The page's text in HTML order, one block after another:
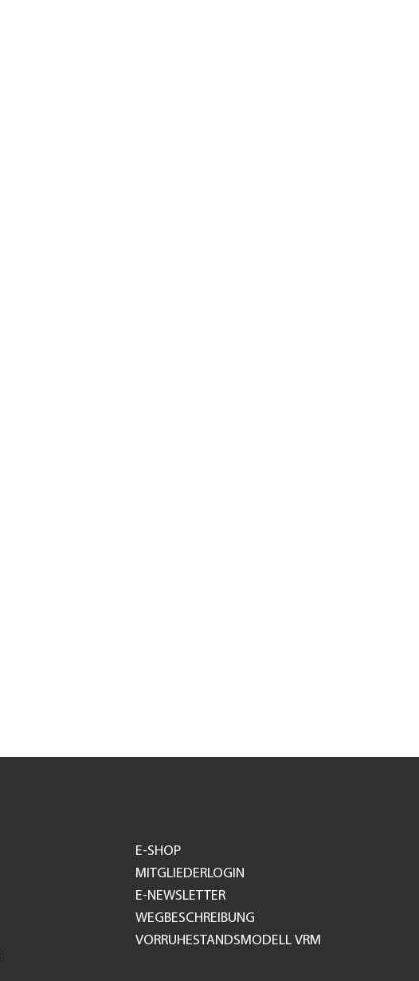
E-SHOP
MITGLIEDERLOGIN
E-NEWSLETTER
WEGBESCHREIBUNG
VORRUHESTANDSMODELL VRM